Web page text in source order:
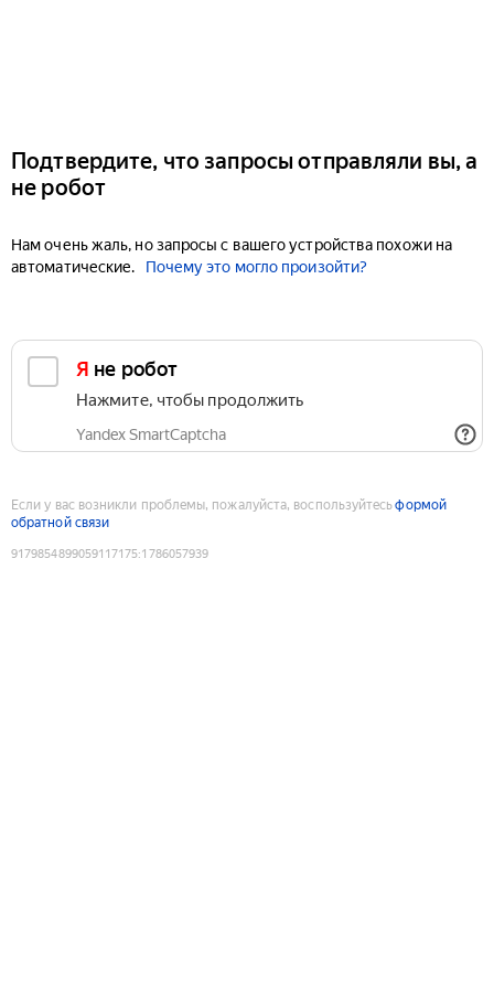
Подтвердите, что запросы отправляли вы, а
не робот
Нам очень жаль, но запросы с вашего устройства похожи на
автоматические.
Почему это могло произойти?
Я не робот
Нажмите, чтобы продолжить
Yandex SmartCaptcha
Если у вас возникли проблемы, пожалуйста, воспользуйтесьформой
обратной связи
9179854899059117175:1786057939